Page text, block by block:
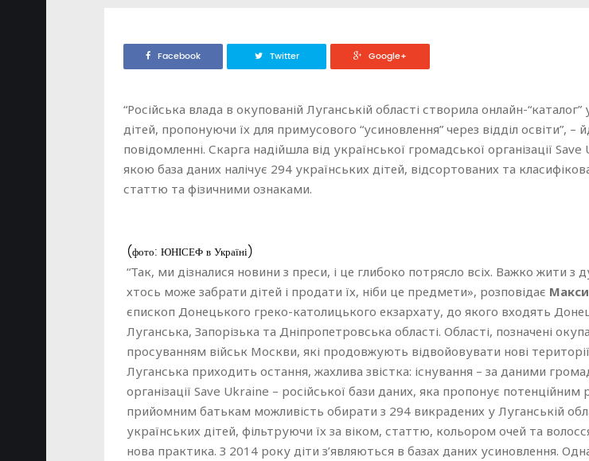
Facebook Twitter Google+
“Російська влада в окупованій Луганській області створила онлайн-“каталог”
дітей, пропонуючи їх для примусового “усиновлення” через відділ освіти”, –
повідомленні. Скарга надійшла від української громадської організації Save
якою база даних налічує 294 українських дітей, відсортованих та
статтю та фізичними ознаками.
(фото: ЮНІСЕФ в Україні)
“Так, ми дізналися новини з преси, і це глибоко потрясло всіх. Важко жити
хтось може забрати дітей і продати їх, ніби це предмети», розповідає
єпископ Донецького греко-католицького екзархату, до якого входять
Луганська, Запорізька та Дніпропетровська області. Області, позначені
просуванням військ Москви, які продовжують відвойовувати нові
Луганська приходить остання, жахлива звістка: існування – за даними
організації Save Ukraine – російської бази даних, яка пропонує потенційним
прийомним батькам можливість обирати з 294 викрадених у Луганській
українських дітей, фільтруючи їх за віком, статтю, кольором очей та
нова практика. З 2014 року діти з’являються в базах даних усиновлення.